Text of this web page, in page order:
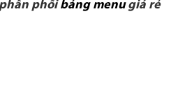
phốibảng menugiá rẻ